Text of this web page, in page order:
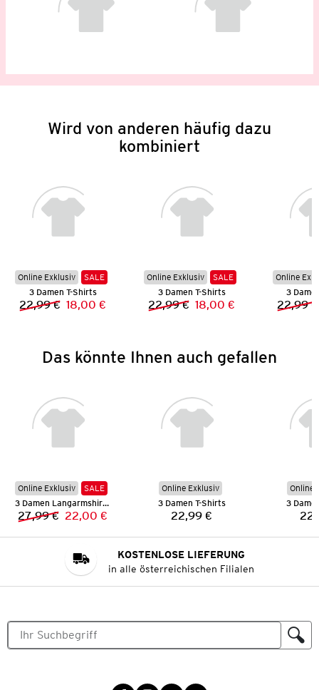
Wird von anderen häufig dazu
kombiniert
Online Exklusiv
SALE
3 Damen T-Shirts
Vorheriger Preis:
22,99 € Neuer Preis:
18,00 €
Online Exklusiv
SALE
3 Damen T-Shirts
Vorheriger Preis:
22,99 € Neuer Preis:
18,00 €
Online
3
22,99 €
Das könnte Ihnen auch gefallen
Online Exklusiv
SALE
3 Damen Langarmshirts
Vorheriger Preis:
27,99 € Neuer Preis:
22,00 €
Online Exklusiv
3 Damen T-Shirts
Preis:
22,99 €
Online
3
KOSTENLOSE LIEFERUNG
in alle österreichischen Filialen